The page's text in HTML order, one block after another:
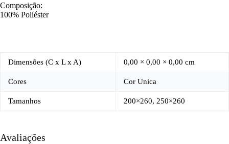
Composição:
100% Poliéster
Dimensões (C x L x A) 0,00 × 0,00 × 0,00 cm
Cores Cor Unica
Tamanhos 200×260, 250×260
Avaliações